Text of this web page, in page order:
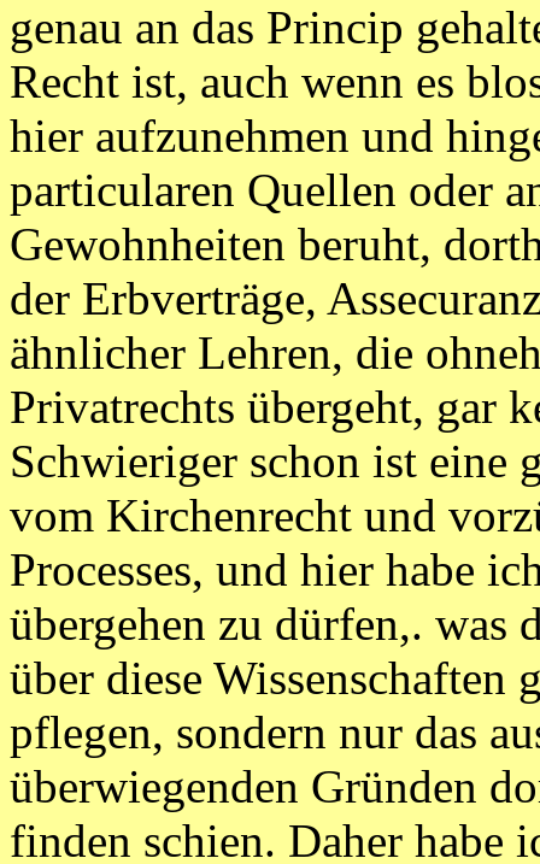
genau an das Princip
Recht ist, auch wenn es
hier aufzunehmen und
particularen Quellen oder
Gewohnheiten beruht,
der Erbverträge,
ähnlicher Lehren, die
Privatrechts übergeht, gar
Schwieriger schon ist eine
vom Kirchenrecht und
Processes, und hier habe
übergehen zu dürfen,. was
über diese
pflegen, sondern nur das
überwiegenden Gründen
finden schien. Daher habe